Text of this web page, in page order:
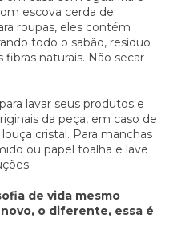
escova cerda de
roupas, eles contém
todo o sabão, resíduo
fibras naturais. Não secar
lavar seus produtos e
da peça, em caso de
cristal. Para manchas
ou papel toalha e lave
de vida mesmo
o diferente, essa é